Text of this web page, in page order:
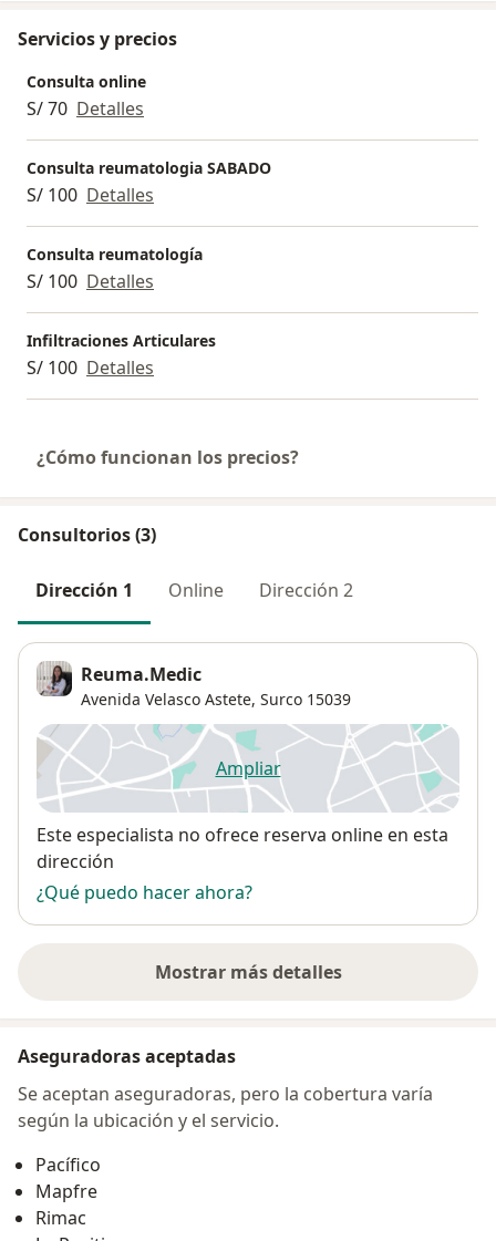
Servicios y precios
Consulta online
S/ 70 Detalles
Consulta reumatologia SABADO
S/ 100 Detalles
Consulta reumatología
S/ 100 Detalles
Infiltraciones Articulares
S/ 100 Detalles
¿Cómo funcionan los precios?
Consultorios (3)
Dirección 1 Online Dirección 2
Reuma.Medic
Avenida Velasco Astete, Surco 15039
Ampliarse abre en una nueva
Disponibilidad
Este especialista no ofrece reserva online en esta
dirección
¿Qué puedo hacer ahora?
Mostrar más detalles
sobre la dirección
Aseguradoras aceptadas
Se aceptan aseguradoras, pero la cobertura varía
según la ubicación y el servicio.
Pacífico
Mapfre
Rimac